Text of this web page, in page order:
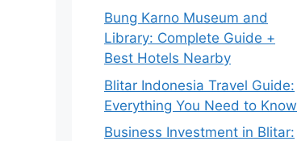
Bung Karno Museum and
Library: Complete Guide +
Best Hotels Nearby
Blitar Indonesia Travel Guide:
Everything You Need to Know
Business Investment in Blitar: